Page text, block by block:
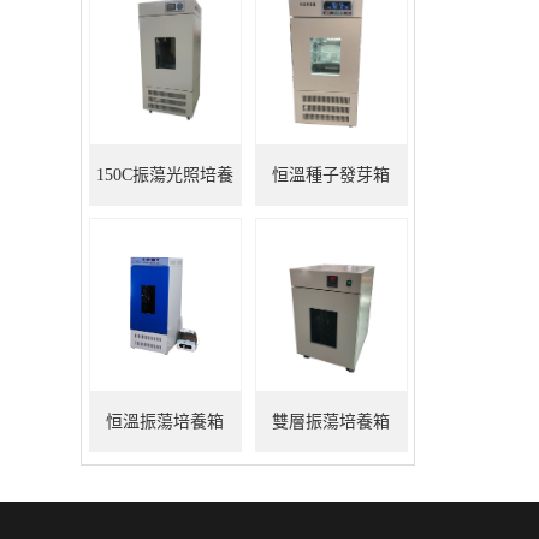
150C振蕩光照培養 恒溫種子發芽箱
恒溫振蕩培養箱 雙層振蕩培養箱